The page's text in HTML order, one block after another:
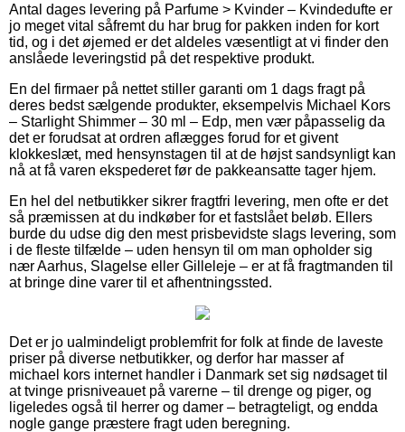
Antal dages levering på Parfume > Kvinder – Kvindedufte er
jo meget vital såfremt du har brug for pakken inden for kort
tid, og i det øjemed er det aldeles væsentligt at vi finder den
anslåede leveringstid på det respektive produkt.
En del firmaer på nettet stiller garanti om 1 dags fragt på
deres bedst sælgende produkter, eksempelvis Michael Kors
– Starlight Shimmer – 30 ml – Edp, men vær påpasselig da
det er forudsat at ordren aflægges forud for et givent
klokkeslæt, med hensynstagen til at de højst sandsynligt kan
nå at få varen ekspederet før de pakkeansatte tager hjem.
En hel del netbutikker sikrer fragtfri levering, men ofte er det
så præmissen at du indkøber for et fastslået beløb. Ellers
burde du udse dig den mest prisbevidste slags levering, som
i de fleste tilfælde – uden hensyn til om man opholder sig
nær Aarhus, Slagelse eller Gilleleje – er at få fragtmanden til
at bringe dine varer til et afhentningssted.
Det er jo ualmindeligt problemfrit for folk at finde de laveste
priser på diverse netbutikker, og derfor har masser af
michael kors internet handler i Danmark set sig nødsaget til
at tvinge prisniveauet på varerne – til drenge og piger, og
ligeledes også til herrer og damer – betragteligt, og endda
nogle gange præstere fragt uden beregning.